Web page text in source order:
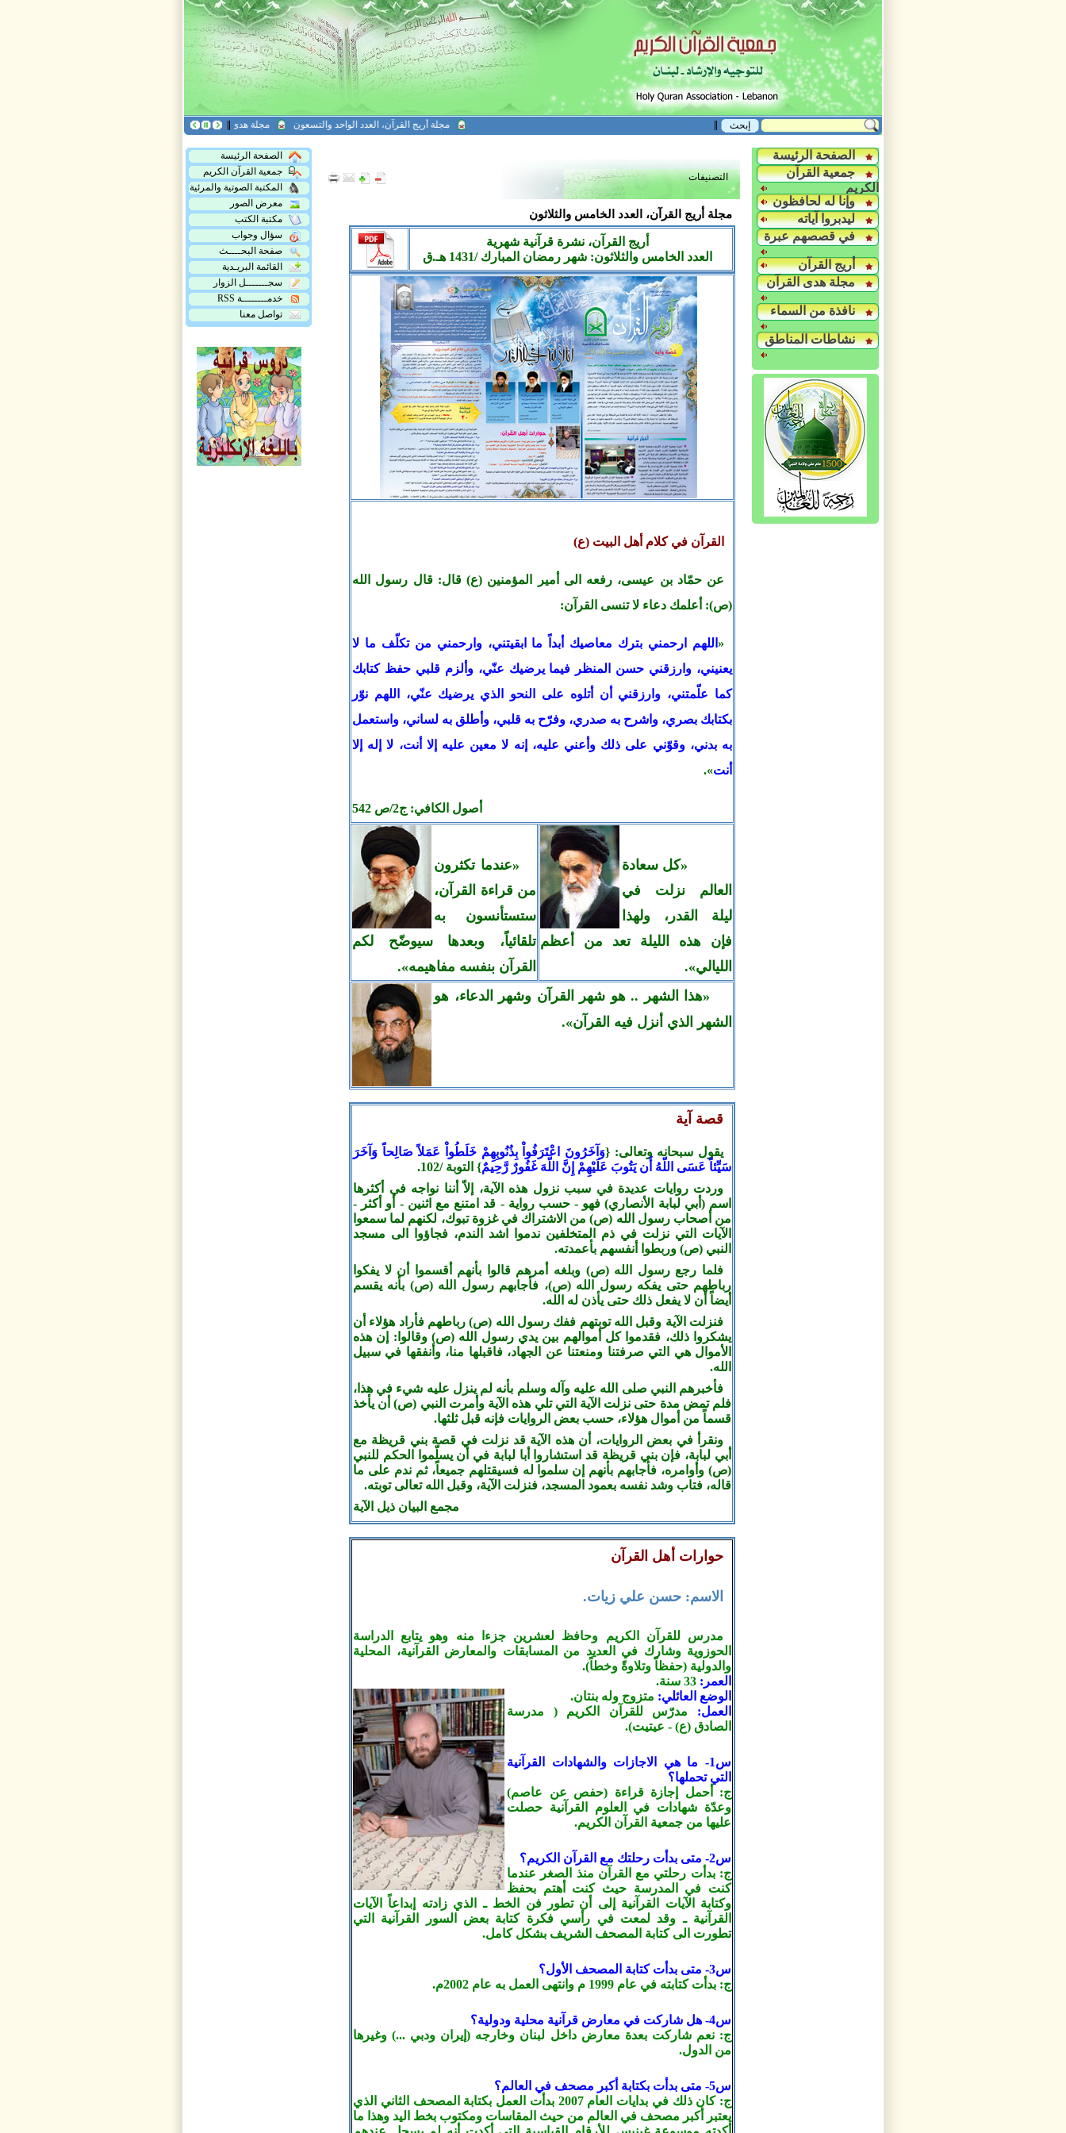
مجلة هدى القرآن العدد التاسع عشر مجلة أريج القرآن، العدد الواحد والتسعون
الصفحة الرئيسة
جمعية القرآن
الكريم
وإنا له لحافظون
ليدبروا آياته
في قصصهم عبرة
أريج القرآن
مجلة هدى القرآن
نافذة من السماء
نشاطات المناطق
التصنيفات
مجلة أريج القرآن، العدد الخامس والثلاثون
أريج القرآن، نشرة قرآنية شهرية
العدد الخامس والثلاثون:شهر رمضان المبارك/1431 هـ.ق
القرآن في كلام أهل البيت (ع)
عن حمّاد بن عيسى، رفعه الى أمير المؤمنين (ع) قال: قال رسول الله
(ص): أعلمك دعاء لا تنسى القرآن:
« اللهم ارحمني بترك معاصيك أبداً ما ابقيتني، وارحمني من تكلّف ما لا
يعنيني، وارزقني حسن المنظر فيما يرضيك عنّي، وألزم قلبي حفظ كتابك
كما علّمتني، وارزقني أن أتلوه على النحو الذي يرضيك عنّي، اللهم نوّر
بكتابك بصري، واشرح به صدري، وفرّح به قلبي، وأطلق به لساني، واستعمل
به بدني، وقوّني على ذلك وأعني عليه، إنه لا معين عليه إلا أنت، لا إله إلا
أنت».
أصول الكافي: ج2/ص 542
«كل سعادة
العالم نزلت في
ليلة القدر، ولهذا
فإن هذه الليلة تعد من أعظم
الليالي».
«عندما تكثرون
من قراءة القرآن،
ستستأنسون به
تلقائياً، وبعدها سيوضّح لكم
القرآن بنفسه مفاهيمه».
«هذا الشهر .. هو شهر القرآن وشهر الدعاء، هو
الشهر الذي أنزل فيه القرآن».
قصة آية
يقول سبحانه وتعالى: {وَآخَرُونَ اعْتَرَفُواْ بِذُنُوبِهِمْ خَلَطُواْ عَمَلاً صَالِحا وَآخَرَ
سَيِّئا عَسَى اللّهُ أَن يَتُوبَ عَلَيْهِمْ إِنَّ اللّهَ غَفُورٌ رَّحِيمٌ} التوبة /102
.
وردت روايات عديدة في سبب نزول هذه الآية، إلاّ أننا نواجه في أكثرها
اسم (أبي لبابة الأنصاري) فهو -حسب رواية- قد امتنع مع اثنين- أو أكثر -
من أصحاب رسول الله (ص)من الاشتراك في غزوة تبوك، لكنهم لما سمعوا
الآيات التي نزلت في ذم المتخلفين ندموا اشد الندم، فجاؤوا الى مسجد
النبي (ص) وربطوا أنفسهم بأعمدته.
فلما رجع رسول الله (ص) وبلغه أمرهم قالوا بأنهم أقسموا أن لا يفكوا
رباطهم حتى يفكه رسول الله (ص)، فأجابهم رسول الله (ص) بأنه يقسم
أيضاً أن لا يفعل ذلك حتى يأذن له الله.
فنزلت الآية وقبل الله توبتهم ففك رسول الله (ص)رباطهم فأراد هؤلاء أن
يشكروا ذلك، فقدموا كل أموالهم بين يدي رسول الله (ص) وقالوا: إن هذه
الأموال هي التي صرفتنا ومنعتنا عن الجهاد، فاقبلها منا، وأنفقها في سبيل
الله.
فأخبرهم النبي صلى الله عليه وآله وسلم بأنه لم ينزل عليه شيء في هذا،
فلم تمض مدة حتى نزلت الآية التي تلي هذه الآية وأمرت النبي (ص)أن يأخذ
قسماً من أموال هؤلاء، حسب بعض الروايات فإنه قبل ثلثها.
ونقرأ في بعض الروايات، أن هذه الآية قد نزلت في قصة بني قريظة مع
أبي لبابة، فإن بني قريظة قد استشاروا أبا لبابة في أن يسلّموا الحكم للنبي
(ص) وأوامره، فأجابهم بأنهم إن سلموا له فسيقتلهم جميعاً، ثم ندم على ما
قاله، فتاب وشد نفسه بعمود المسجد، فنزلت الآية، وقبل الله تعالى توبته.
مجمع البيان ذيل الآية
حوارات أهل القرآن
الاسم: حسن علي زيات.
مدرس للقرآن الكريم وحافظ لعشرين جزءا منه وهو يتابع الدراسة
الحوزوية وشارك في العديد من المسابقات والمعارض القرآنية، المحلية
والدولية (حفظاً وتلاوةً وخطاً).
العمر:
الوضع العائلي: متزوج وله بنتان.
العمل: مدرّس للقرآن الكريم ( مدرسة
الصادق (ع) - عيتيت).
س1- ما هي الاجازات والشهادات القرآنية
التي تحملها؟
ج: أحمل إجازة قراءة (حفص عن عاصم)
وعدّة شهادات في العلوم القرآنية حصلت
عليها من جمعية القرآن الكريم.
س2- متى بدأت رحلتك مع القرآن الكريم؟
ج: بدأت رحلتي مع القرآن منذ الصغر عندما
كنت في المدرسة حيث كنت أهتم بحفظ
وكتابة الآيات القرآنية إلى أن تطور فن الخط ـ الذي زادته إبداعاً الآيات
القرآنية ـ وقد لمعت في رأسي فكرة كتابة بعض السور القرآنية التي
تطورت الى كتابة المصحف الشريف بشكل كامل.
س3 - متى بدأت كتابة المصحف الأول؟
ج: بدأت كتابته في عام 1999 م وانتهى العمل به عام 2002م.
س4- هل شاركت في معارض قرآنية محلية ودولية؟
ج: نعم شاركت بعدة معارض داخل لبنان وخارجه (إيران ودبي ...) وغيرها
من الدول.
س5- متى بدأت بكتابة أكبر مصحف في العالم؟
ج: كان ذلك في بدايات العام 2007 بدأت العمل بكتابة المصحف الثاني الذي
يعتبر أكبر مصحف في العالم من حيث المقاسات ومكتوب بخط اليد وهذا ما
الصفحة الرئيسة
جمعية القرآن الكريم
المكتبة الصوتية والمرئية
معرض الصور
مكتبة الكتب
سؤال وجواب
صفحة البحــــث
القائمة البريـدية
سجـــــــل الزوار
خدمــــــــة RSS
تواصل معنا